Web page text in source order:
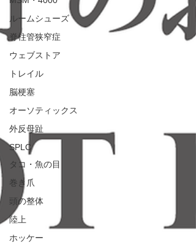
ルームシューズ
脊柱管狭窄症
ウェブストア
トレイル
脳梗塞
オーソティックス
外反母趾
SPLC
タコ・魚の目
巻き爪
頭の整体
陸上
ホッケー